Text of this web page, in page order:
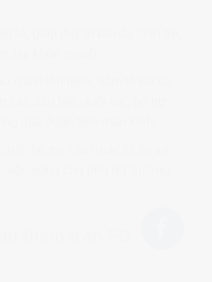
tố, giúp duy trì làn da tươi trẻ,
tay khỏe mạnh.
nành lên men, sâm tố nữ và
các dấu hiệu tuổi tác, hỗ trợ
giai đoạn tiền mãn kinh.
hỗ trợ cảm giác tự tin và
sống cho phụ nữ trưởng